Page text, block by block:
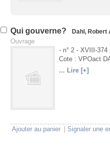
Qui gouverne? Dahl, Robert
Ouvrage
U
V
- n° 2 - XVIII-
Cote : VPOact
... Lire [+]
Ajouter au panier Signaler une